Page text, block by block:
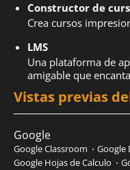
Constructor de
Crea cursos
LMS
Una plataforma de
amigable que
Vistas previas
Google
Google Classroom
Google
Google Hojas de Calculo